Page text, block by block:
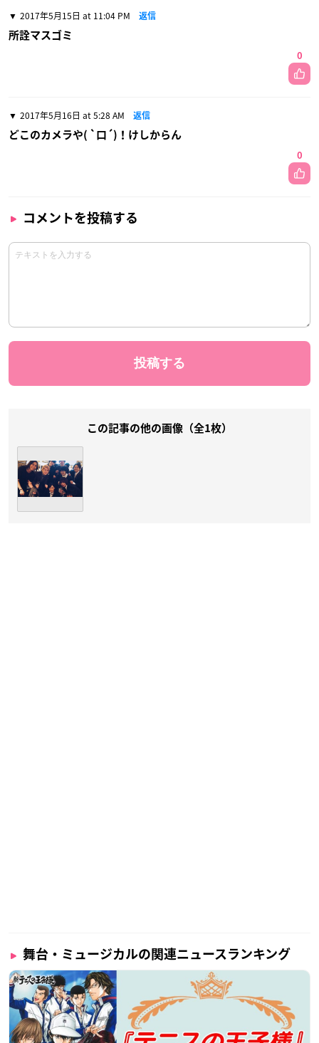
2017年5月15日 at 11:04 PM 返信
所詮マスゴミ
0
2017年5月16日 at 5:28 AM 返信
どこのカメラや( `口´)！けしからん
0
コメントを投稿する
この記事の他の画像（全1枚）
舞台・ミュージカルの関連ニュースランキング